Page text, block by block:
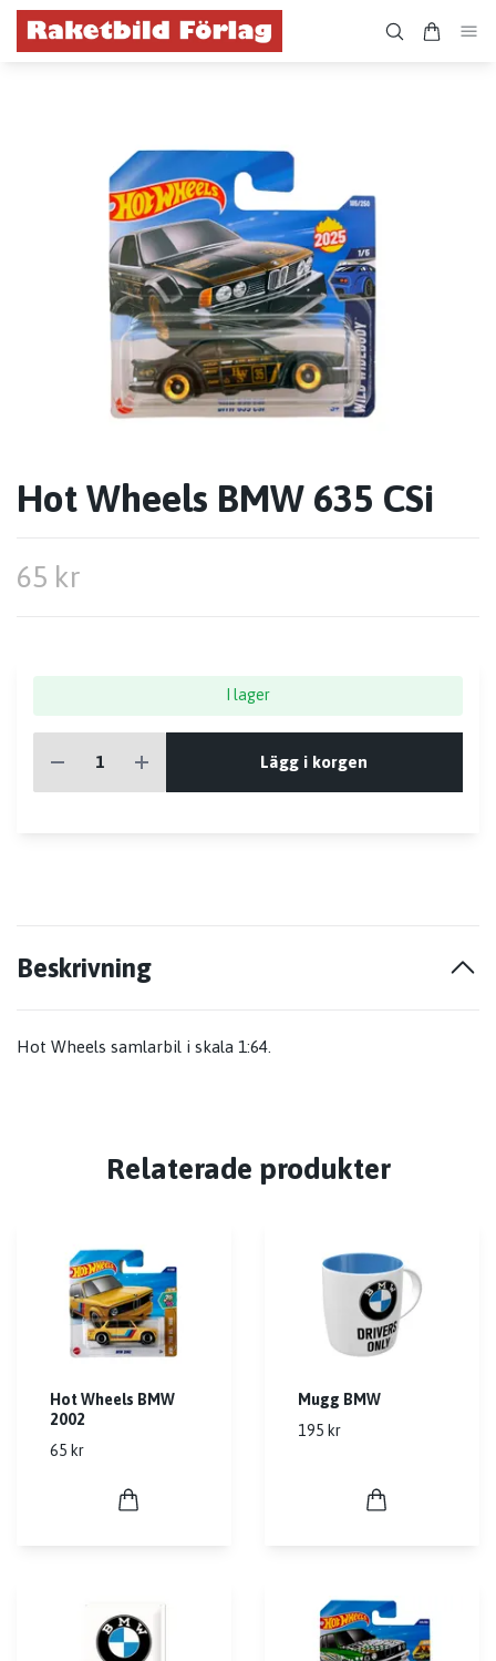
Hot Wheels BMW 635 CSi
65 kr
I lager
Lägg i korgen
Beskrivning
Hot Wheels samlarbil i skala 1:64.
Relaterade produkter
Hot Wheels BMW
2002
65 kr
Mugg BMW
195 kr